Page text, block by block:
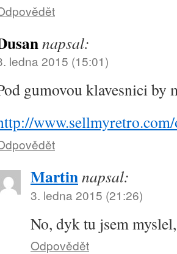
napsal:
ledna 2015 (15:01)
gumovou klavesnici by
Martinnapsal:
3. ledna 2015 (21:26)
No, dyk tu jsem
Odpovědět